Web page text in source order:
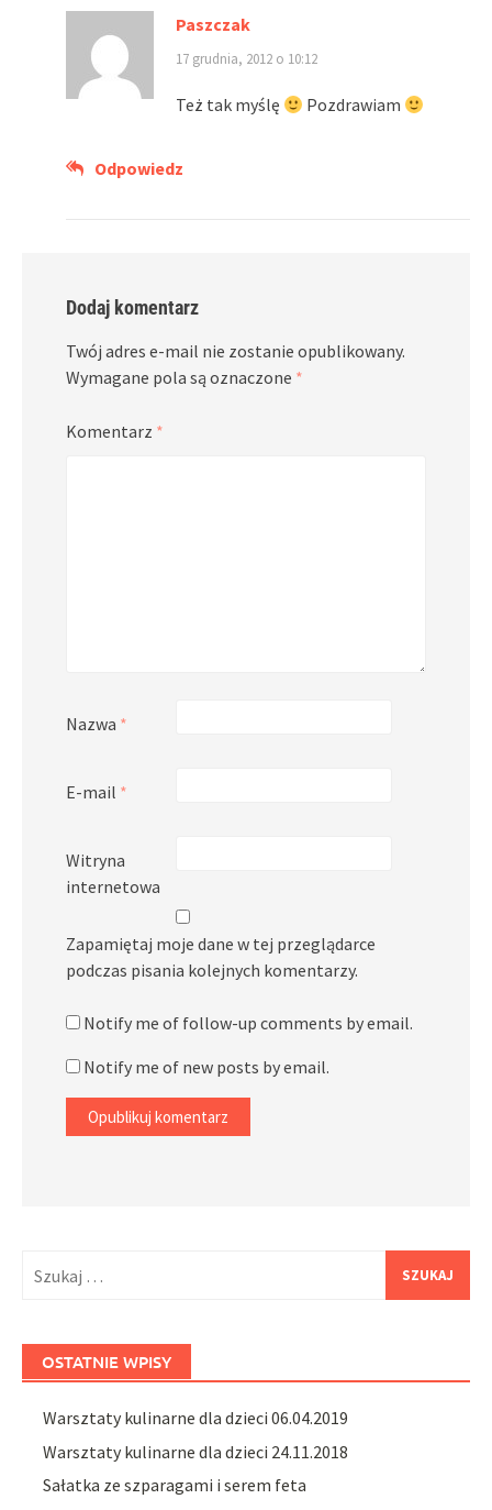
Paszczak
17 grudnia, 2012 o 10:12
Też tak myślę Pozdrawiam
Odpowiedz
Dodaj komentarz
Twój adres e-mail nie zostanie opublikowany.
Wymagane pola są oznaczone *
Komentarz *
Nazwa *
E-mail *
Witryna
internetowa
Zapamiętaj moje dane w tej przeglądarce
podczas pisania kolejnych komentarzy.
Notify me of follow-up comments by email.
Notify me of new posts by email.
OSTATNIE WPISY
Warsztaty kulinarne dla dzieci 06.04.2019
Warsztaty kulinarne dla dzieci 24.11.2018
Sałatka ze szparagami i serem feta